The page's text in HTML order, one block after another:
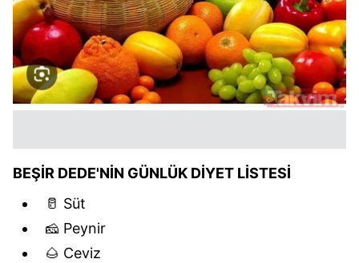
BEŞİR DEDE'NİN GÜNLÜK DİYET LİSTESİ
🥛 Süt
🧀 Peynir
🌰 Ceviz